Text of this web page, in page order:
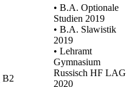
B2
• B.A. Optionale
Studien 2019
• B.A. Slawistik
2019
• Lehramt
Gymnasium
Russisch HF LAG
2020